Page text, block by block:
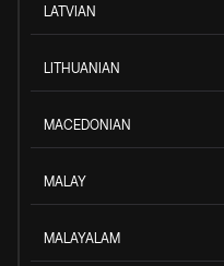
LATVIAN
LITHUANIAN
MACEDONIAN
MALAY
MALAYALAM